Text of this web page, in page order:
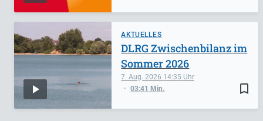
AKTUELLES
bookmark_border
7. Aug. 2026 14:35
03:41 Min.
DLRG Zwischenbilanz im
Sommer 2026